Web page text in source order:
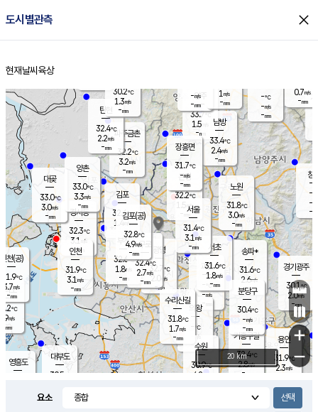
도시별관측 close
홈
현재날씨 육상
의도
℃
m/s
mm
영흥도
양주
33.7℃
1.5
-mm
과천
- ℃
-m/s
- mm
용인
31.9℃
2.3m/s
경기광주
30.1℃
2.0m/s
-mm
대부도
30.5
경서동
32.3℃
3.1 m/s
-mm
파주금촌
32.2℃
3.2m/s
-mm
-℃
-m/s
-mm
대곶
33.0℃
3.0m/s
-mm
창
-
-m/
-
탄현
32.4℃
2.2m/s
-mm
0.7m/s
-mm
의왕
- ℃
m/s
mm
김포
32.4℃
1.4 m/s
mm
광명
32.7 ℃
2.0 m/s
-mm
부천
32.6℃
1.8m/s
-mm
양촌
33.0℃
3.3m/s
-mm
구로
32.4℃
2.7m/s
-mm
은평
32.2℃
1.5 m/s
- mm
노원
31.8℃
3.0m/s
-mm
송파*
31.6℃
2.6m/s
-mm
서초
31.6℃
1.8m/s
-mm
남방
33.4℃
2.4m/s
-mm
기흥구갈
32.4℃
2.8m/s
-
수리산길
31.8℃
1.7m/s
-mm
분당구
30.4℃
-m/s
-mm
장흥면
31.7℃
-m/s
-mm
-m/s
-mm
인천(공)
31.9℃
3.7m/s
-mm
김포(공)
32.8℃
4.9m/s
-mm
수원
30.9℃
4.2 m/s
인천
31.9℃
3.1 m/s
-mm
서울
31.4℃
3.1 m/s
-mm
30.2℃
1.3m/s
-mm
1 m/s
-mm
+
−
20 km
요소